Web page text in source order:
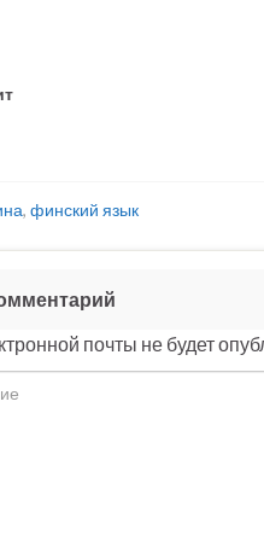
, финский язык
почты не будет